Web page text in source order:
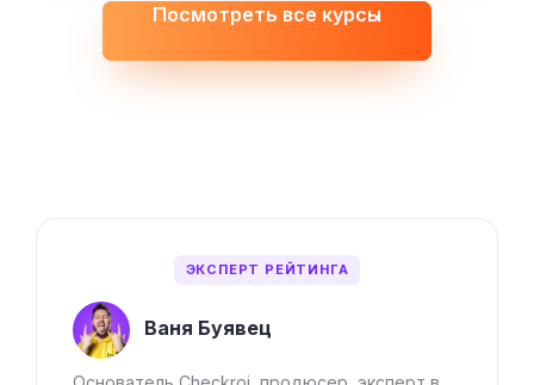
ЭКСПЕРТ РЕЙТИНГА
Ваня Буявец
Посмотреть все курсы